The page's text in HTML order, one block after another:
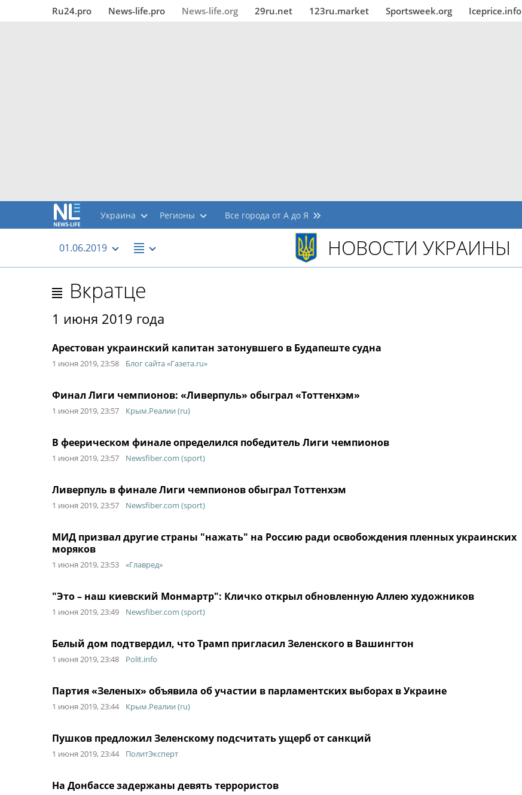
Ru24.pro News‑life.pro News‑life.org 29ru.net 123ru.market Sportsweek.org Iceprice.info
Украина Регионы Все города от А до Я
01.06.2019 НОВОСТИ УКРАИНЫ
Вкратце
1 июня 2019 года
Арестован украинский капитан затонувшего в Будапеште судна
1 июня 2019, 23:58 Блог сайта «Газета.ru»
Финал Лиги чемпионов: «Ливерпуль» обыграл «Тоттенхэм»
1 июня 2019, 23:57 Крым.Реалии (ru)
В феерическом финале определился победитель Лиги чемпионов
1 июня 2019, 23:57 Newsfiber.com (sport)
Ливерпуль в финале Лиги чемпионов обыграл Тоттенхэм
1 июня 2019, 23:57 Newsfiber.com (sport)
МИД призвал другие страны "нажать" на Россию ради освобождения пленных украинских
моряков
1 июня 2019, 23:53 «Главред»
"Это – наш киевский Монмартр": Кличко открыл обновленную Аллею художников
1 июня 2019, 23:49 Newsfiber.com (sport)
Белый дом подтвердил, что Трамп пригласил Зеленского в Вашингтон
1 июня 2019, 23:48 Polit.info
Партия «Зеленых» объявила об участии в парламентских выборах в Украине
1 июня 2019, 23:44 Крым.Реалии (ru)
Пушков предложил Зеленскому подсчитать ущерб от санкций
1 июня 2019, 23:44 ПолитЭксперт
На Донбассе задержаны девять террористов